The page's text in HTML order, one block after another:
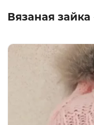
Вязаная